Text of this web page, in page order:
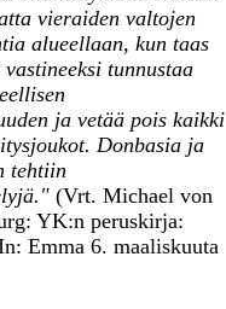
vieraiden valtojen
alueellaan, kun taas
tunnustaa
ja vetää pois kaikki
Donbasia ja
tehtiin
(Vrt. Michael von
YK:n peruskirja:
Emma 6. maaliskuuta